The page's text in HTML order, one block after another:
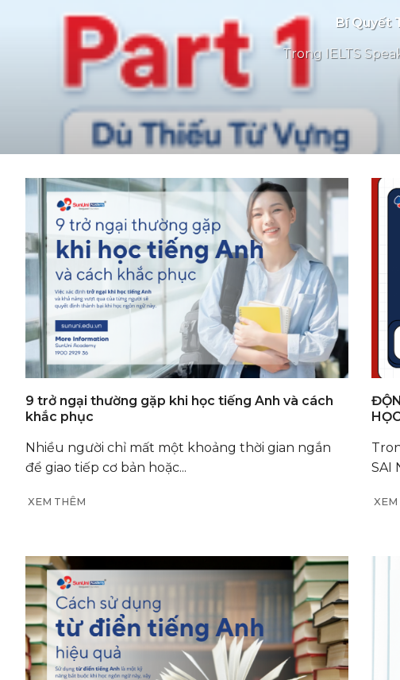
Bí Quyết
Trong IELTS
9 trở ngại thường gặp khi học tiếng Anh và cách
khắc phục
Nhiều người chỉ mất một khoảng thời gian ngắn
để giao tiếp cơ bản hoặc...
XEM THÊM
SAI
XEM